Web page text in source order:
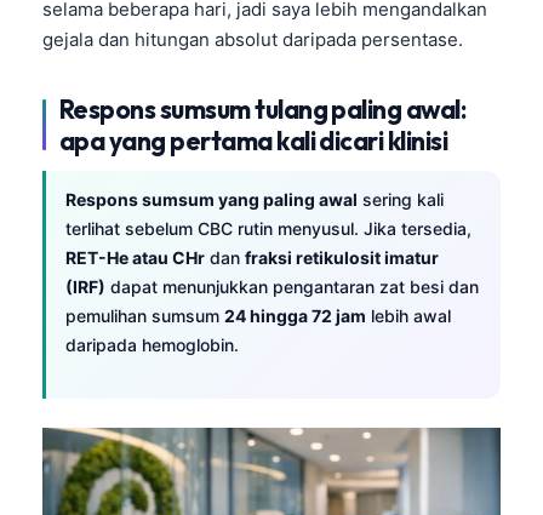
selama beberapa hari, jadi saya lebih mengandalkan
gejala dan hitungan absolut daripada persentase.
Respons sumsum tulang paling awal:
apa yang pertama kali dicari klinisi
Respons sumsum yang paling awal sering kali
terlihat sebelum CBC rutin menyusul. Jika tersedia,
RET-He atau CHr dan fraksi retikulosit imatur
(IRF) dapat menunjukkan pengantaran zat besi dan
pemulihan sumsum 24 hingga 72 jam lebih awal
daripada hemoglobin.
Български
Dansk
हिन्दी
Հայերեն
Íslenska
Српски језик
Svenska
Bosanski
Azərbaycan dili
日本語